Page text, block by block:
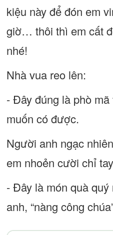
kiệu này để đón em
giờ… thôi thì em cất
nhé!
Nhà vua reo lên:
- Đây đúng là phò
muốn có được.
Người anh ngạc
em nhoẻn cười chỉ
- Đây là món quà quý
anh, “nàng công